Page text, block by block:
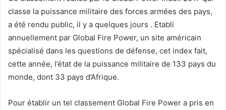
classe la puissance militaire des forces armées des pays,
a été rendu public, il y a quelques jours . Etabli
annuellement par Global Fire Power, un site américain
spécialisé dans les questions de défense, cet index fait,
cette année, l’état de la puissance militaire de 133 pays du
monde, dont 33 pays d’Afrique.
Pour établir un tel classement Global Fire Power a pris en